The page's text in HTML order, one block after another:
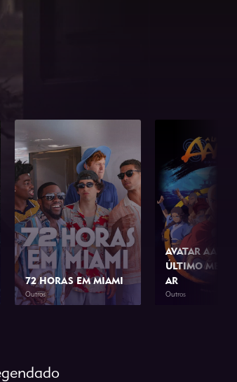
72 HORAS EM MIAMI
Outros
AVATAR AANG:
ÚLTIMO
AR
Outros